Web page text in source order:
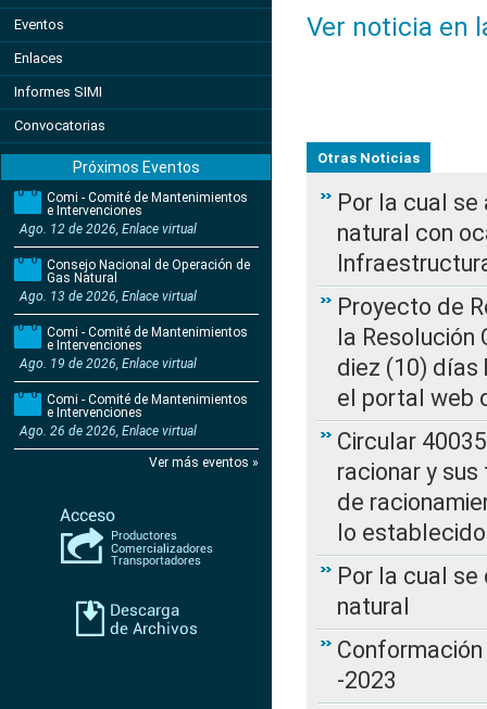
Eventos
Enlaces
Informes SIMI
Convocatorias
Próximos Eventos
Comi - Comité de Mantenimientos
e Intervenciones
Ago. 12 de 2026, Enlace virtual
Consejo Nacional de Operación de
Gas Natural
Ago. 13 de 2026, Enlace virtual
Comi - Comité de Mantenimientos
e Intervenciones
Ago. 19 de 2026, Enlace virtual
Comi - Comité de Mantenimientos
e Intervenciones
Ago. 26 de 2026, Enlace virtual
Ver más eventos »
Ver noticia en
Otras Noticias
Por la cual
natural con
Proyecto de
la Resolución
diez (10) días
el portal web
Circular
racionar y
de
lo
Por la cual
natural
-2023